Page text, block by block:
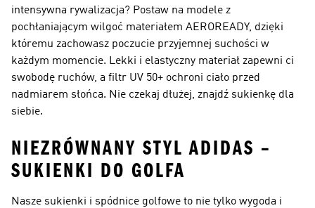
intensywna rywalizacja? Postaw na modele z
pochłaniającym wilgoć materiałem AEROREADY, dzięki
któremu zachowasz poczucie przyjemnej suchości w
każdym momencie. Lekki i elastyczny materiał zapewni ci
swobodę ruchów, a filtr UV 50+ ochroni ciało przed
nadmiarem słońca. Nie czekaj dłużej, znajdź sukienkę dla
siebie.
NIEZRÓWNANY STYL ADIDAS –
SUKIENKI DO GOLFA
Nasze sukienki i spódnice golfowe to nie tylko wygoda i